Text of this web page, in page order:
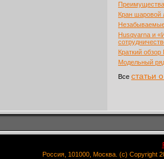
Кран шаровой
Husqvarna и
Краткий
Модельный
Все статьи
Россия, 101000, Москва. (c) Copyright